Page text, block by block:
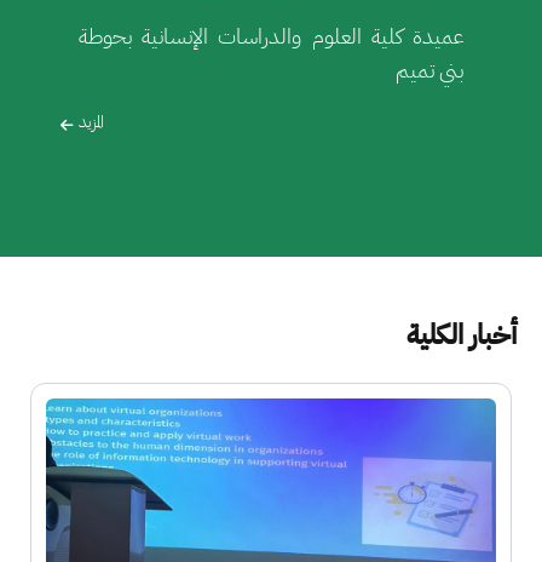
عميدة كلية العلوم والدراسات الإنسانية بحوطة
بني تميم
المزيد
أخبار الكلية
الصورة